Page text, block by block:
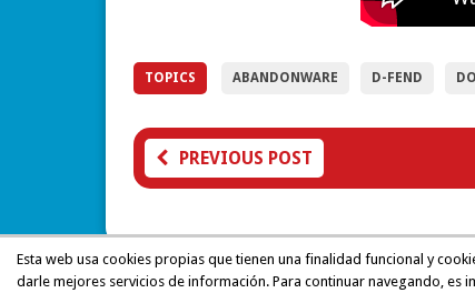
TOPICS ABANDONWARE D-FEND
PREVIOUS POST
Esta web usa cookies propias que tienen una finalidad funcional y
darle mejores servicios de información. Para continuar navegando, es